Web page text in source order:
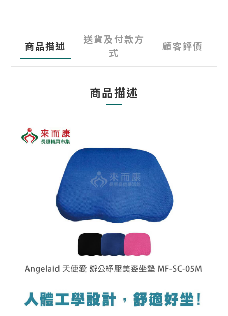
商品描述
送貨及付款方
式
顧客評價
商品描述